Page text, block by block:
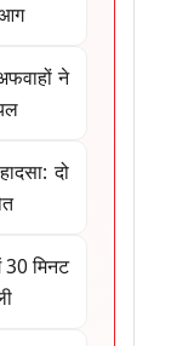
आग
ने
दो
30 मिनट